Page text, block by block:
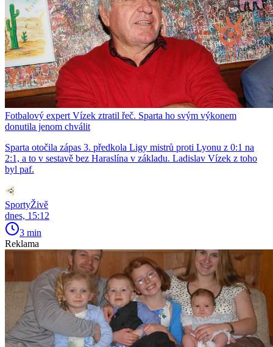
Fotbalový expert Vízek ztratil řeč. Sparta ho svým výkonem
donutila jenom chválit
Sparta otočila zápas 3. předkola Ligy mistrů proti Lyonu z 0:1 na
2:1, a to v sestavě bez Haraslína v základu. Ladislav Vízek z toho
byl paf.
SportyŽivě
dnes, 15:12
3 min
Reklama